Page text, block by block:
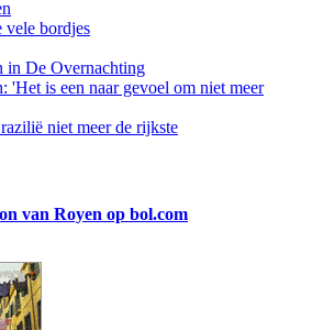
vele bordjes
in De Overnachting
'Het is een naar gevoel om niet meer
niet meer de rijkste
van Royen op bol.com